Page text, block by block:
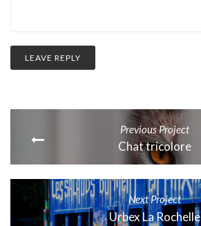
Previous Project
Chat tricolore
Next Project
Urbex La Rochelle